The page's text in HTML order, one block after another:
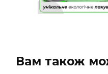
Вам також